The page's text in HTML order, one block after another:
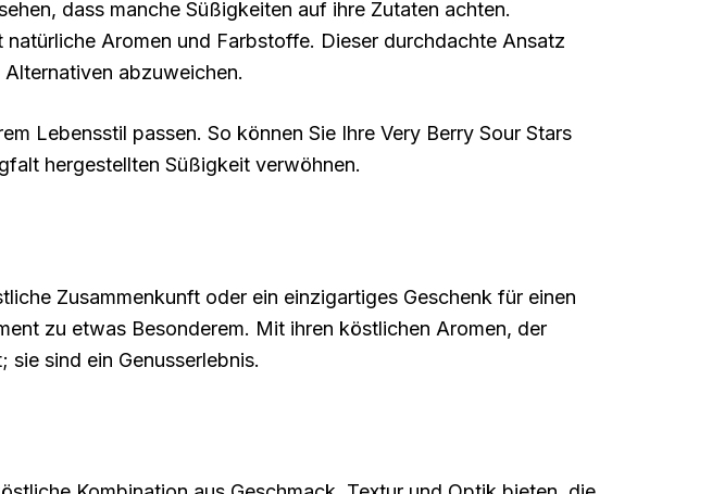
dass manche Süßigkeiten auf ihre Zutaten achten.
Aromen und Farbstoffe. Dieser durchdachte Ansatz
abzuweichen.
Lebensstil passen. So können Sie Ihre Very Berry Sour Stars
hergestellten Süßigkeit verwöhnen.
Zusammenkunft oder ein einzigartiges Geschenk für einen
zu etwas Besonderem. Mit ihren köstlichen Aromen, der
sind ein Genusserlebnis.